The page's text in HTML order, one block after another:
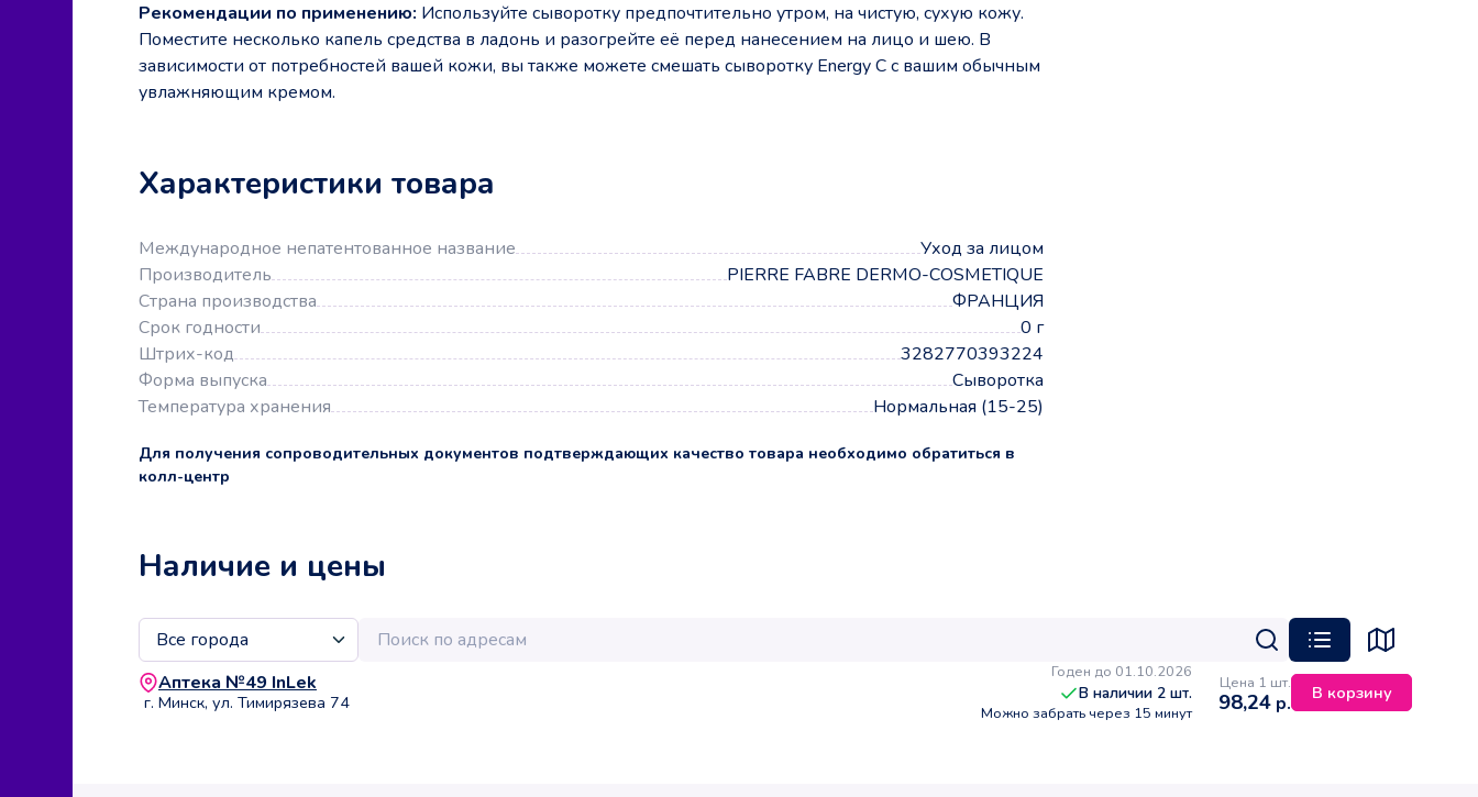
Рекомендации по применению: Используйте сыворотку предпочтительно утром, на чистую, сухую кожу.
Поместите несколько капель средства в ладонь и разогрейте её перед нанесением на лицо и шею. В
зависимости от потребностей вашей кожи, вы также можете смешать сыворотку Energy C с вашим обычным
увлажняющим кремом.
Характеристики товара
Международное непатентованное название
Уход за лицом
Производитель
PIERRE FABRE DERMO-COSMETIQUE
Страна производства
ФРАНЦИЯ
Срок годности
0 г
Штрих-код
3282770393224
Форма выпуска
Сыворотка
Температура хранения
Нормальная (15-25)
Для получения сопроводительных документов подтверждающих качество товара необходимо обратиться в
колл-центр
Наличие и цены
Аптека №49 InLek
г. Минск, ул. Тимирязева 74
Годен до 01.10.2026
В наличии 2 шт.
Можно забрать через 15 минут
Цена 1 шт.
98,24 р. В корзину